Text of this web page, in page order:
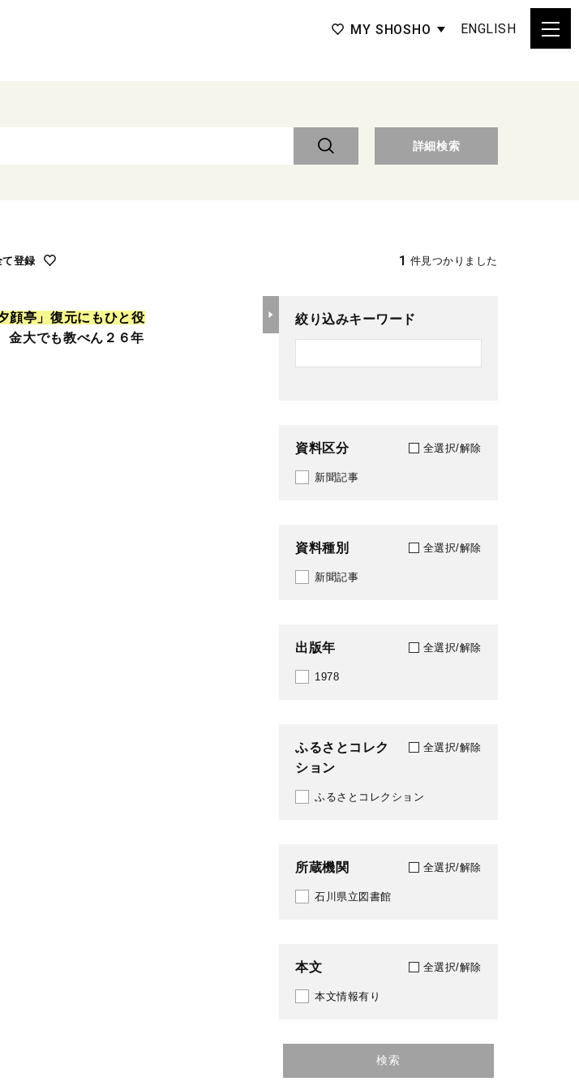
MY SHOSHO ENGLISH
詳細検索
て登録 1 件見つかりました
顔亭 」復元に もひと役
大でも教べん２６年
絞り込みキーワード
資料区分 全選択/解除
新聞記事
資料種別 全選択/解除
新聞記事
出版年 全選択/解除
1978
ふるさとコレク
ション
全選択/解除
ふるさとコレクション
所蔵機関 全選択/解除
石川県立図書館
本文 全選択/解除
本文情報有り
検索